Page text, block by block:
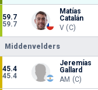
59.7
59.7
Matías
Catalán
V (C)
Middenvelders
45.4
45.4
Jeremías
Gallard
AM (C)